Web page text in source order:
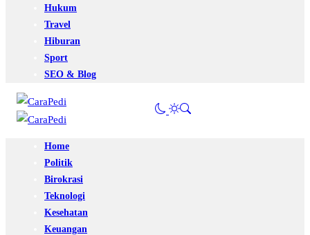
Hukum
Travel
Hiburan
Sport
SEO & Blog
Home
Politik
Birokrasi
Teknologi
Kesehatan
Keuangan